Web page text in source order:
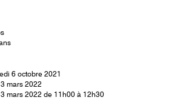
6 octobre 2021
mars 2022
mars 2022 de 11h00 à 12h30